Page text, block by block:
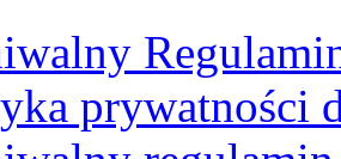
prywatności